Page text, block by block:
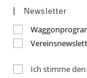
Newsletter
Ich stimme